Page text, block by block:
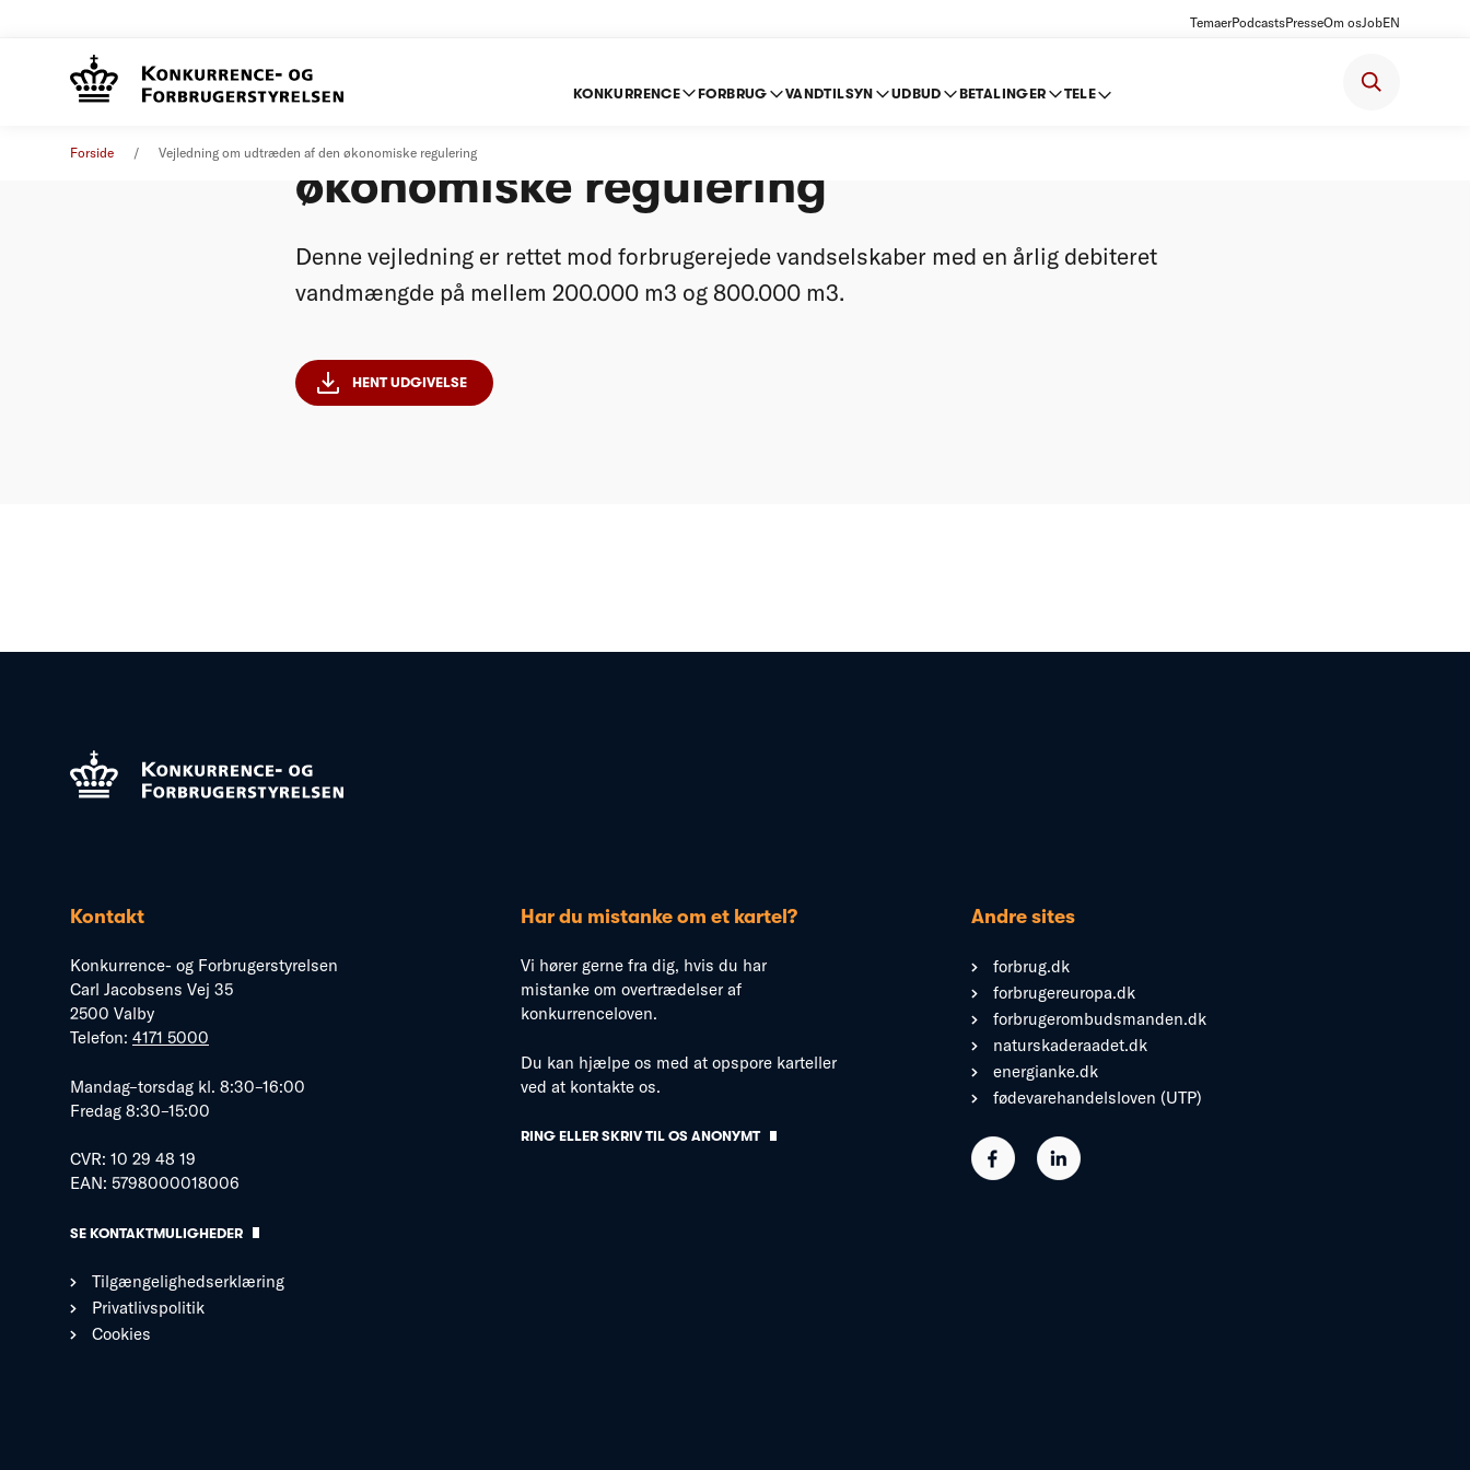
TemaerPodcastsPresseOm osJobEN
KONKURRENCE FORBRUG VANDTILSYN UDBUD BETALINGER TELE
Forside Vejledning om udtræden af den økonomiske regulering
økonomiske regulering
Denne vejledning er rettet mod forbrugerejede vandselskaber med en årlig debiteret
vandmængde på mellem 200.000 m3 og 800.000 m3.
HENT UDGIVELSE
Kontakt
Konkurrence- og Forbrugerstyrelsen
Carl Jacobsens Vej 35
2500 Valby
Telefon: 4171 5000
Mandag–torsdag kl. 8:30–16:00
Fredag 8:30–15:00
CVR: 10 29 48 19
EAN: 5798000018006
SE KONTAKTMULIGHEDER
Tilgængelighedserklæring
Privatlivspolitik
Cookies
Har du mistanke om et kartel?
Vi hører gerne fra dig, hvis du har
mistanke om overtrædelser af
konkurrenceloven.
Du kan hjælpe os med at opspore karteller
ved at kontakte os.
RING ELLER SKRIV TIL OS ANONYMT
Andre sites
forbrug.dk
forbrugereuropa.dk
forbrugerombudsmanden.dk
naturskaderaadet.dk
energianke.dk
fødevarehandelsloven (UTP)